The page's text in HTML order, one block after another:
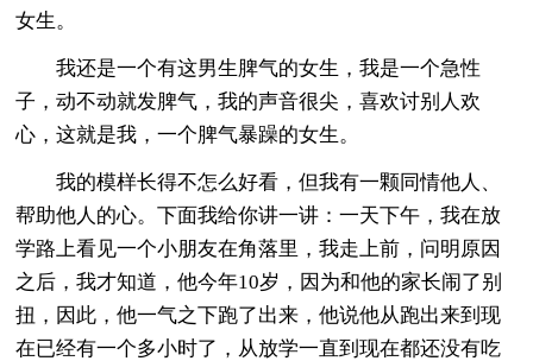
女生。
我还是一个有这男生脾气的女生，我是一个急性
子，动不动就发脾气，我的声音很尖，喜欢讨别人欢
心，这就是我，一个脾气暴躁的女生。
我的模样长得不怎么好看，但我有一颗同情他人、
帮助他人的心。下面我给你讲一讲：一天下午，我在放
学路上看见一个小朋友在角落里，我走上前，问明原因
之后，我才知道，他今年10岁，因为和他的家长闹了别
扭，因此，他一气之下跑了出来，他说他从跑出来到现
在已经有一个多小时了，从放学一直到现在都还没有吃